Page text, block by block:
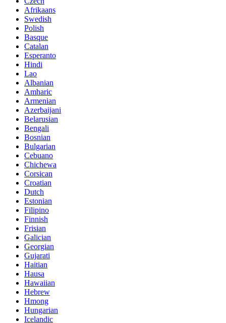
Afrikaans
Swedish
Polish
Basque
Catalan
Esperanto
Hindi
Lao
Albanian
Amharic
Armenian
Azerbaijani
Belarusian
Bengali
Bosnian
Bulgarian
Cebuano
Chichewa
Corsican
Croatian
Dutch
Estonian
Filipino
Finnish
Frisian
Galician
Georgian
Gujarati
Haitian
Hausa
Hawaiian
Hebrew
Hmong
Hungarian
Icelandic